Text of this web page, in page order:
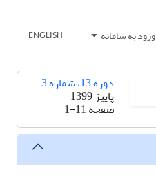
ورود به سامانه ENGLISH
دوره 13، شماره 3
پاییز 1399
صفحه1-11